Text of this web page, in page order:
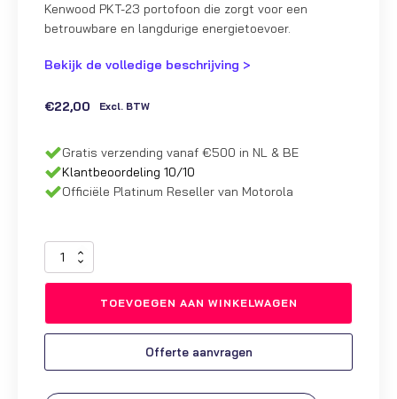
Kenwood PKT-23 portofoon die zorgt voor een
betrouwbare en langdurige energietoevoer.
Bekijk de volledige beschrijving >
€22,00 Excl. BTW
Gratis verzending vanaf €500 in NL & BE
Klantbeoordeling 10/10
Officiële Platinum Reseller van Motorola
Originele
Li-
|
23e
TOEVOEGEN AAN WINKELWAGEN
Offerte aanvragen